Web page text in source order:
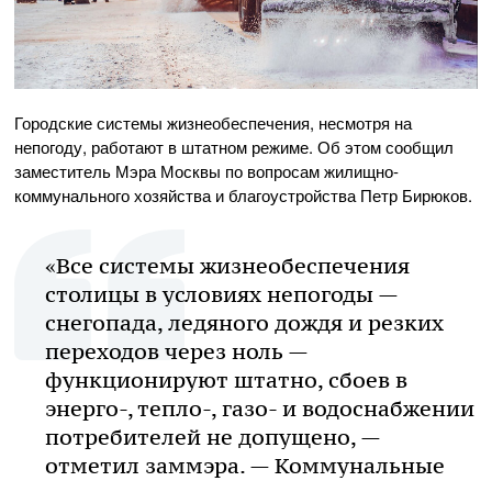
Городские системы жизнеобеспечения, несмотря на
непогоду, работают в штатном режиме. Об этом сообщил
заместитель Мэра Москвы по вопросам жилищно-
коммунального хозяйства и благоустройства Петр Бирюков.
«Все системы жизнеобеспечения
столицы в условиях непогоды —
снегопада, ледяного дождя и резких
переходов через ноль —
функционируют штатно, сбоев в
энерго-, тепло-, газо- и водоснабжении
потребителей не допущено, —
отметил заммэра. — Коммунальные